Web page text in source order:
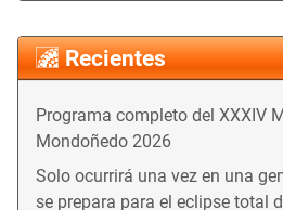
Recientes
Programa completo del XXXIV
Mondoñedo 2026
Solo ocurrirá una vez en una
se prepara para el eclipse total